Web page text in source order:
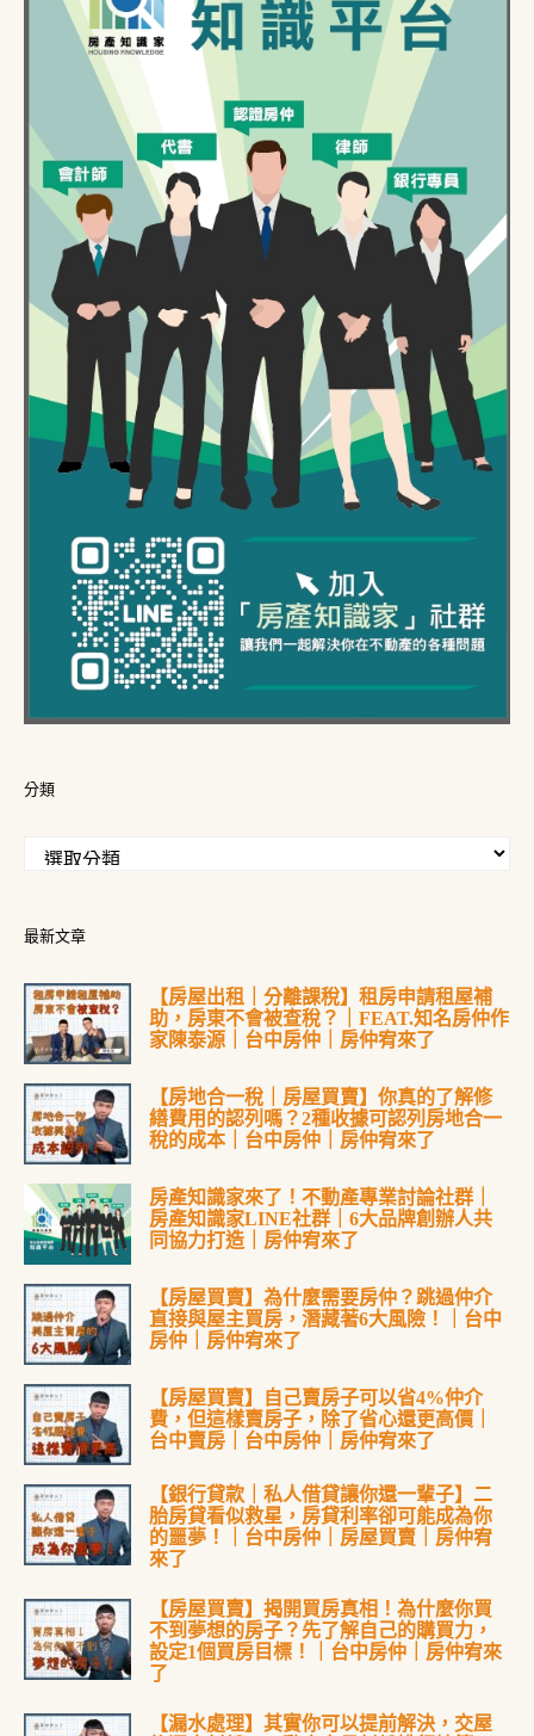
分類
最新文章
【房屋出租｜分離課稅】租房申請租屋補
助，房東不會被查稅？｜FEAT.知名房仲作
家陳泰源｜台中房仲｜房仲宥來了
【房地合一稅｜房屋買賣】你真的了解修
繕費用的認列嗎？2種收據可認列房地合一
稅的成本｜台中房仲｜房仲宥來了
房產知識家來了！不動產專業討論社群｜
房產知識家LINE社群｜6大品牌創辦人共
同協力打造｜房仲宥來了
【房屋買賣】為什麼需要房仲？跳過仲介
直接與屋主買房，潛藏著6大風險！｜台中
房仲｜房仲宥來了
【房屋買賣】自己賣房子可以省4%仲介
費，但這樣賣房子，除了省心還更高價｜
台中賣房｜台中房仲｜房仲宥來了
【銀行貸款｜私人借貸讓你還一輩子】二
胎房貸看似救星，房貸利率卻可能成為你
的噩夢！｜台中房仲｜房屋買賣｜房仲宥
來了
【房屋買賣】揭開買房真相！為什麼你買
不到夢想的房子？先了解自己的購買力，
設定1個買房目標！｜台中房仲｜房仲宥來
了
【漏水處理】其實你可以提前解決，交屋